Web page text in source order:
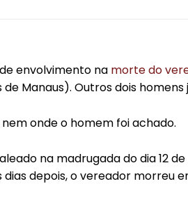
envolvimento na morte do
de Manaus). Outros dois
onde o homem foi achado.
na madrugada do dia 12
depois, o vereador morreu